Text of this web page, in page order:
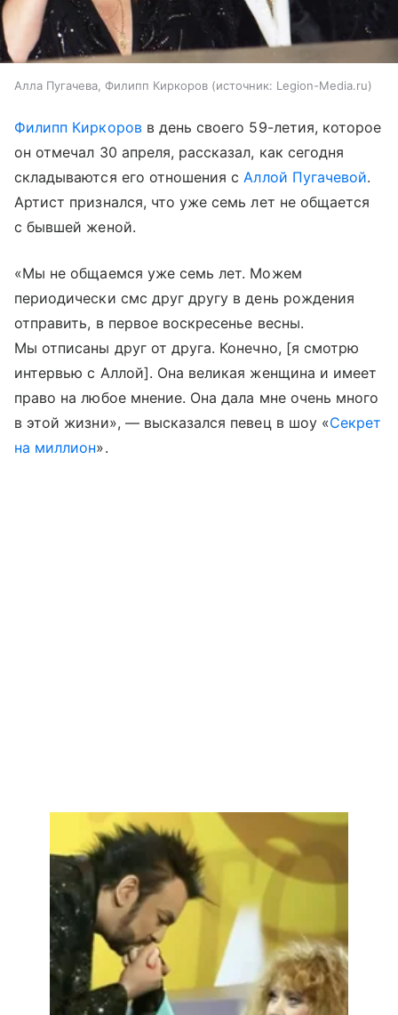
Алла Пугачева, Филипп Киркоров источник: Legion-Media.ru
Филипп Киркоровв день своего 59-летия, которое
он отмечал 30 апреля, рассказал, как сегодня
складываются его отношения с Аллой Пугачевой.
Артист признался, что уже семь лет не общается
с бывшей женой.
«Мы не общаемся уже семь лет. Можем
периодически смс друг другу в день рождения
отправить, в первое воскресенье весны.
Мы отписаны друг от друга. Конечно, [я смотрю
интервью с Аллой]. Она великая женщина и имеет
право на любое мнение. Она дала мне очень много
в этой жизни», — высказался певец в шоу «Секрет
на миллион».